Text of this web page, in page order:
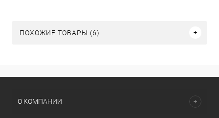
ПОХОЖИЕ ТОВАРЫ (6)
О КОМПАНИИ